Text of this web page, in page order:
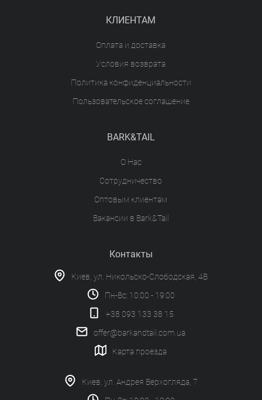
КЛИЕНТАМ
Оплата и доставка
Условия возврата
Политика конфиденциальности
Пользовательское соглашение
BARK&TAIL
О Нас
Сотрудничество
Оптовым клиентам
Вакансии в Bark&Tail
Контакты
Киев, ул. Никольско-Слободская, 4В
Пн-Вс: 10:00 - 19:00
+38 093 133 38 15
offer@barkandtail.com.ua
Карта проезда
Киев, ул. Андрея Верхогляда, 7